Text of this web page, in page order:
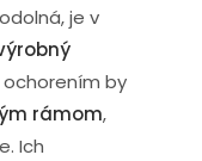
je v
ochorením by
rámom,
Ich